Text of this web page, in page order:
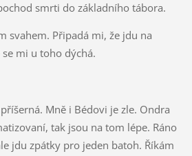
smrti do základního tábora.
svahem. Připadá mi, že jdu na
mi u toho dýchá.
Mně i Bédovi je zle. Ondra
tak jsou na tom lépe. Ráno
jdu zpátky pro jeden batoh. Říkám